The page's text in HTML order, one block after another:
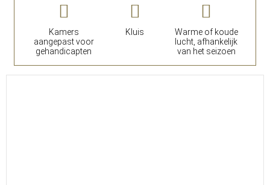
Kamers
aangepast voor
gehandicapten
Kluis
Warme of koude
lucht, afhankelijk
van het seizoen